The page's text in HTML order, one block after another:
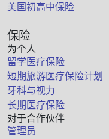
美国初高中保险
保险
为个人
留学医疗保险
短期旅游医疗保险计划
牙科与视力
长期医疗保险
对于合作伙伴
管理员